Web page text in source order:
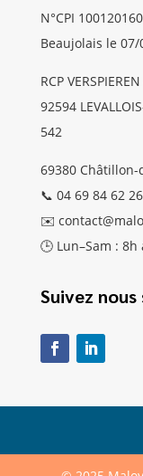
N°CPI
Beaujolais le 07/
RCP
92594
542
69380 Châtillon-
📞 04 69 84 62 26
✉️
🕒 Lun–Sam : 8h
Suivez